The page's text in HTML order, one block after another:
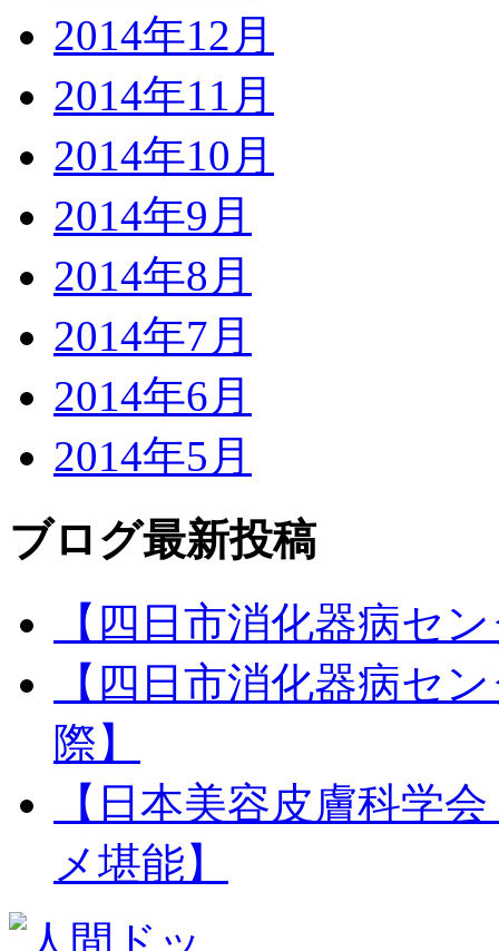
2014年12月
2014年11月
2014年10月
2014年9月
2014年8月
2014年7月
2014年6月
2014年5月
ブログ最新投稿
【四日市消化器病セ
【四日市消化器病セ
際】
【日本美容皮膚科学
メ堪能】